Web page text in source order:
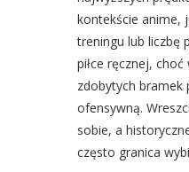
kontekście anime,
treningu lub liczbę
piłce ręcznej,
zdobytych bramek
ofensywną.
sobie, a
często granica